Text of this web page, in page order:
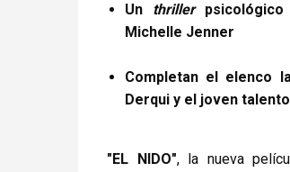
Un thriller
Michelle Jenner
Completan el elenco
Derqui y el joven
"EL NIDO", la nueva